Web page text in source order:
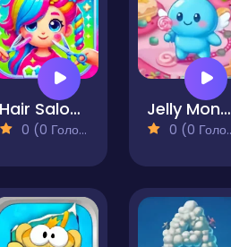
Hair Saloon
0 (0 Голосів)
Jelly Monster Pop
0 (0 Голосів)